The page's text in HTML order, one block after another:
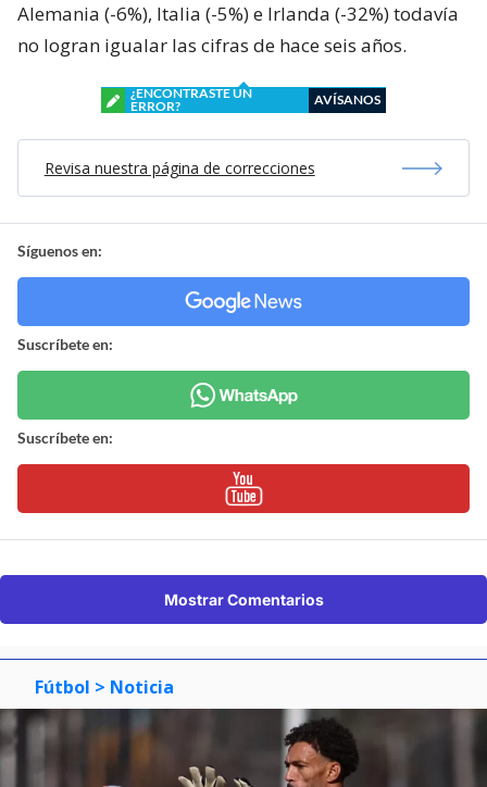
Alemania (-6%), Italia (-5%) e Irlanda (-32%) todavía
no logran igualar las cifras de hace seis años.
¿ENCONTRASTE UN
ERROR?
AVÍSANOS
Revisa nuestra página de correcciones
Síguenos en:
Suscríbete en:
Suscríbete en:
Mostrar Comentarios
Fútbol > Noticia